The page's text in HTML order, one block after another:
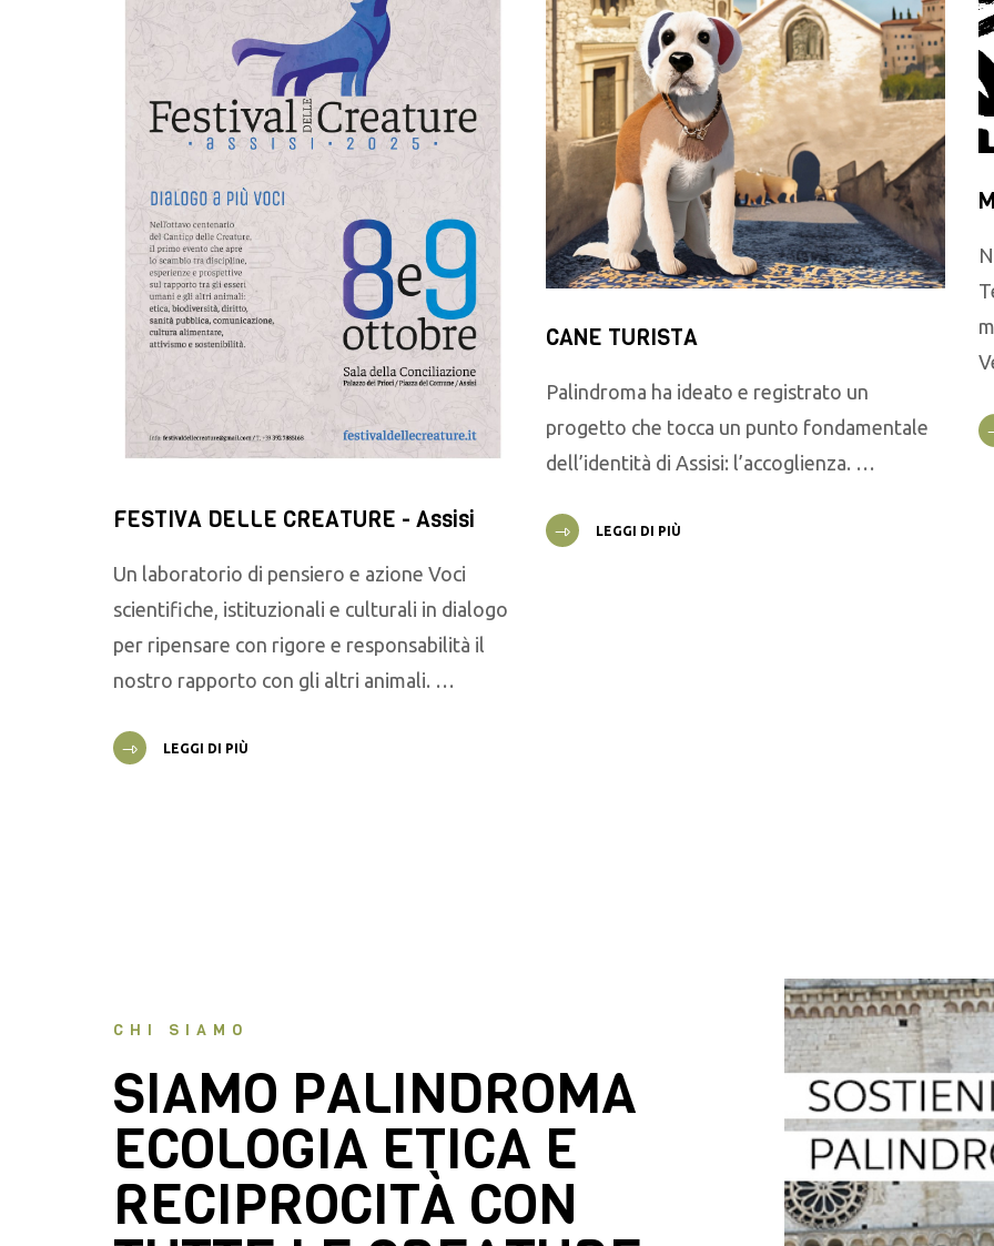
FESTIVA DELLE CREATURE - Assisi
Un laboratorio di pensiero e azione Voci
scientifiche, istituzionali e culturali in dialogo
per ripensare con rigore e responsabilità il
nostro rapporto con gli altri animali. …
LEGGI DI PIÙ
CANE TURISTA
Palindroma ha ideato e registrato un
progetto che tocca un punto fondamentale
dell’identità di Assisi: l’accoglienza. …
LEGGI DI PIÙ
CHI SIAMO
SIAMO PALINDROMA
ECOLOGIA ETICA E
RECIPROCITÀ CON